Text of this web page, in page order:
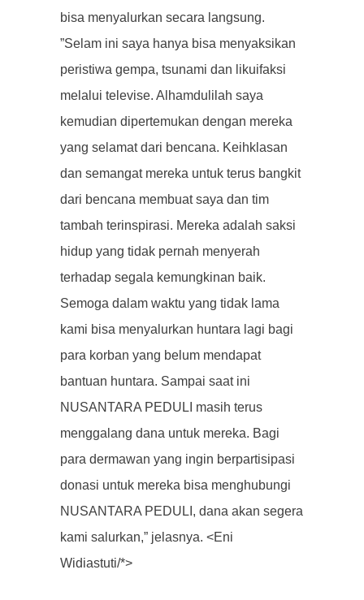
bisa menyalurkan secara langsung.
”Selam ini saya hanya bisa menyaksikan
peristiwa gempa, tsunami dan likuifaksi
melalui televise. Alhamdulilah saya
kemudian dipertemukan dengan mereka
yang selamat dari bencana. Keihklasan
dan semangat mereka untuk terus bangkit
dari bencana membuat saya dan tim
tambah terinspirasi. Mereka adalah saksi
hidup yang tidak pernah menyerah
terhadap segala kemungkinan baik.
Semoga dalam waktu yang tidak lama
kami bisa menyalurkan huntara lagi bagi
para korban yang belum mendapat
bantuan huntara. Sampai saat ini
NUSANTARA PEDULI masih terus
menggalang dana untuk mereka. Bagi
para dermawan yang ingin berpartisipasi
donasi untuk mereka bisa menghubungi
NUSANTARA PEDULI, dana akan segera
kami salurkan,” jelasnya. <Eni
Widiastuti/*>